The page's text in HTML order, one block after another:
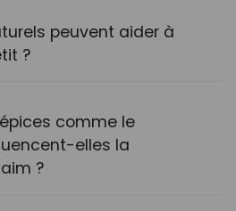
peuvent aider à
?
comme le
elles la
?